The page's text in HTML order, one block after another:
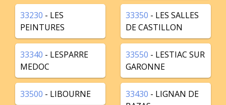
33230 - LES
PEINTURES
33350 - LES SALLES
DE CASTILLON
33340 - LESPARRE
MEDOC
33550 - LESTIAC SUR
GARONNE
33500 - LIBOURNE 33430 - LIGNAN DE